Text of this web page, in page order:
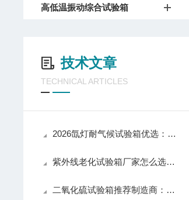
高低温振动综合试验箱
技术文章
TECHNICAL ARTICLES
2026氙灯耐气候试验箱优选：北京中科环试以技术实力推动行业应用升级
紫外线老化试验箱厂家怎么选？中科环试从入门到专业级全覆盖值得关注
二氧化硫试验箱推荐制造商：中科环试仪器产品性能与口碑解析